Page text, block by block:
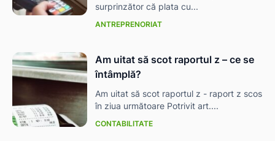
surprinzător că plata cu...
ANTREPRENORIAT
Am uitat să scot raportul z – ce se
întâmplă?
Am uitat să scot raportul z - raport z scos
în ziua următoare Potrivit art....
CONTABILITATE